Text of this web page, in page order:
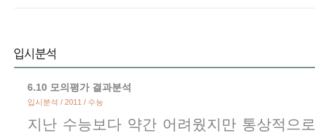
6.10 모의평가 결과분석
입시분석 / 2011 / 수능
지난 수능보다 약간 어려웠지만 통상적으